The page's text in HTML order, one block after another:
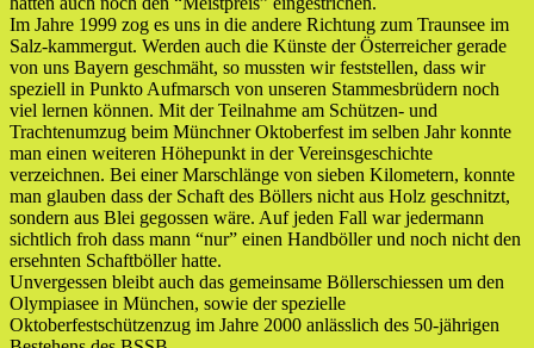
Im Jahre 1999 zog es uns in die andere Richtung zum Traunsee im
Salz-kammergut. Werden auch die Künste der Österreicher gerade
von uns Bayern geschmäht, so mussten wir feststellen, dass wir
speziell in Punkto Aufmarsch von unseren Stammesbrüdern noch
viel lernen können. Mit der Teilnahme am Schützen- und
Trachtenumzug beim Münchner Oktoberfest im selben Jahr konnte
man einen weiteren Höhepunkt in der Vereinsgeschichte
verzeichnen. Bei einer Marschlänge von sieben Kilometern, konnte
man glauben dass der Schaft des Böllers nicht aus Holz geschnitzt,
sondern aus Blei gegossen wäre. Auf jeden Fall war jedermann
sichtlich froh dass mann “nur” einen Handböller und noch nicht den
ersehnten Schaftböller hatte.
Unvergessen bleibt auch das gemeinsame Böllerschiessen um den
Olympiasee in München, sowie der spezielle
Oktoberfestschützenzug im Jahre 2000 anlässlich des 50-jährigen